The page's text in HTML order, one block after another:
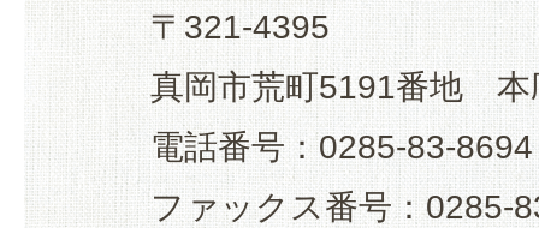
〒321-4395
真岡市荒町5191番地 本
電話番号：0285-83-8694
ファックス番号：0285-